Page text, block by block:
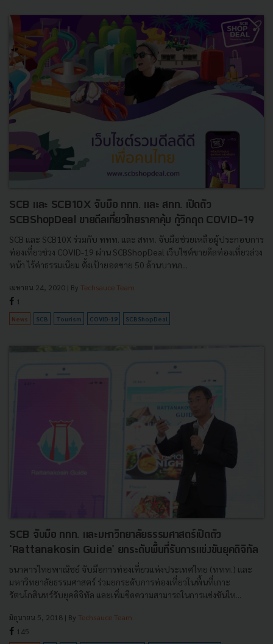
SCB และ SCB10X จับมือ ททท. และ สทท. เปิดตัว
SCBShopDeal ขายดีลเที่ยวไทยราคาคุ้ม กู้วิกฤต COVID-19
SCB และ SCB10X ร่วมกับ ททท. และ สทท. จับมือช่วยเหลือผู้ประกอบการ
ท่องเที่ยวช่วง COVID-19 ผ่าน SCBShopDeal เว็บไซต์ขายดีลท่องเที่ยวล่วง
หน้า ไร้ค่าธรรมเนียม ตั้งเป้ายอดขาย 50 ล้านบาทภ...
เมษายน 24, 2020 | By Techsauce Team
1
News SCB Tourism COVID-19 SCBShopDeal
SCB จับมือ ททท. และมหาวิทยาลัยธรรมศาสตร์เปิดตัว
'Rattanakosin Guide' ยกระดับพื้นที่รับการแข่งขันยุคดิจิทัล
ธนาคารไทยพาณิชย์ จับมือการท่องเที่ยวแห่งประเทศไทย (ททท.) และ
มหาวิทยาลัยธรรมศาสตร์ ร่วมยกระดับการท่องเที่ยวในพื้นที่เกาะ
รัตนโกสินทร์รับยุคดิจิทัล และเพิ่มขีดความสามารถในการแข่งขันให...
มิถุนายน 5, 2018 | By Techsauce Team
145